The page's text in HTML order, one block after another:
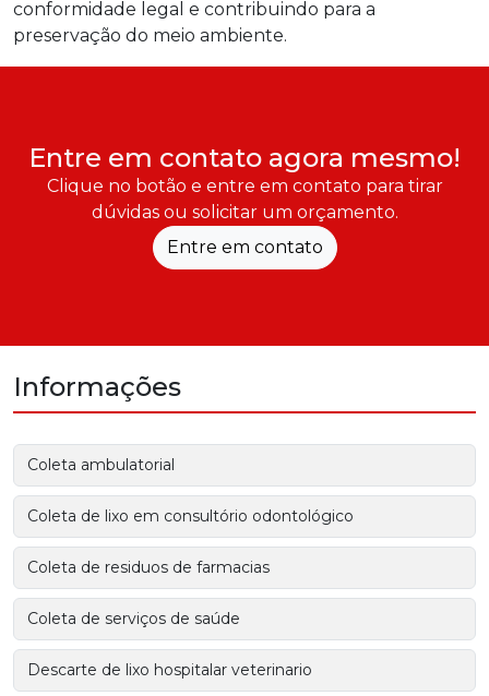
conformidade legal e contribuindo para a
preservação do meio ambiente.
Entre em contato agora mesmo!
Clique no botão e entre em contato para tirar
dúvidas ou solicitar um orçamento.
Entre em contato
Informações
Coleta ambulatorial
Coleta de lixo em consultório odontológico
Coleta de residuos de farmacias
Coleta de serviços de saúde
Descarte de lixo hospitalar veterinario